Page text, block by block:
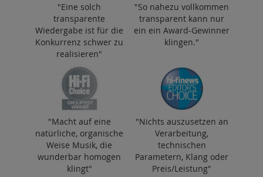
"Eine solch
transparente
Wiedergabe ist für die
Konkurrenz schwer zu
realisieren"
"So nahezu vollkommen
transparent kann nur
ein ein Award-Gewinner
klingen."
"Macht auf eine
natürliche, organische
Weise Musik, die
wunderbar homogen
klingt"
"Nichts auszusetzen an
Verarbeitung,
technischen
Parametern, Klang oder
Preis/Leistung"